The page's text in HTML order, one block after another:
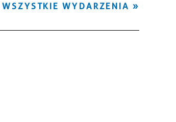
Miejsce
WSZYSTKIE WYDARZENIA